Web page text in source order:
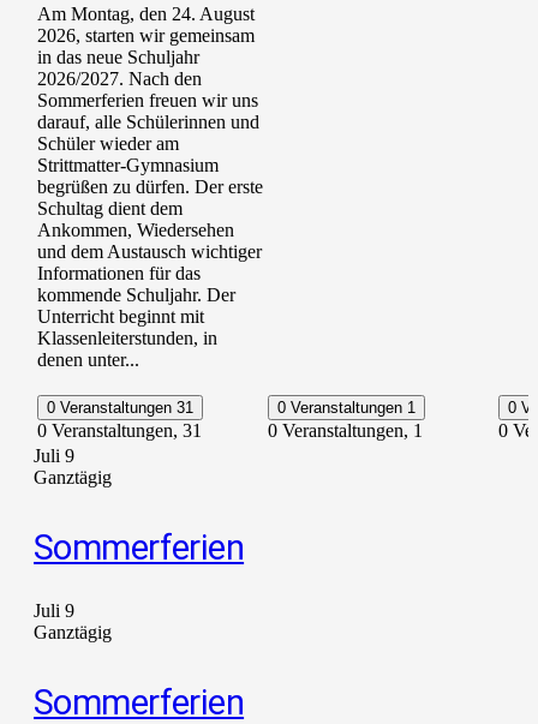
Am Montag, den 24. August
2026, starten wir gemeinsam
in das neue Schuljahr
2026/2027. Nach den
Sommerferien freuen wir uns
darauf, alle Schülerinnen und
Schüler wieder am
Strittmatter-Gymnasium
begrüßen zu dürfen. Der erste
Schultag dient dem
Ankommen, Wiedersehen
und dem Austausch wichtiger
Informationen für das
kommende Schuljahr. Der
Unterricht beginnt mit
Klassenleiterstunden, in
denen unter...
0 Veranstaltungen 31
0 Veranstaltungen, 31
0 Veranstaltungen 1
0 Veranstaltungen, 1
0
0
Juli 9
Ganztägig
Sommerferien
Juli 9
Ganztägig
Sommerferien